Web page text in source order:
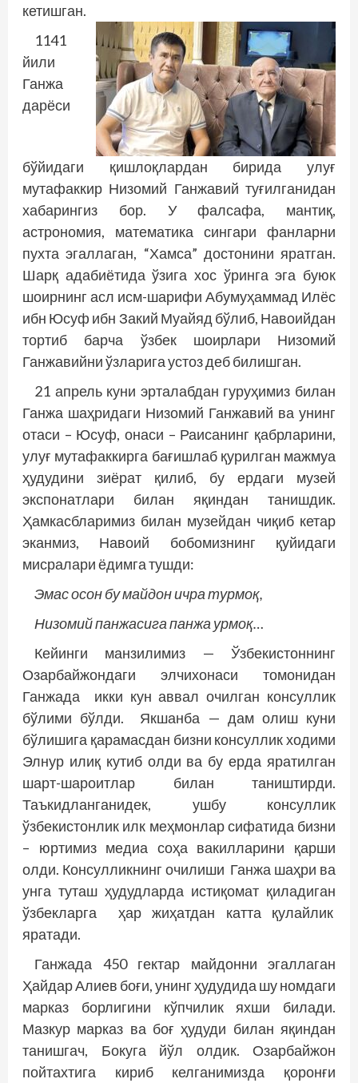
кетишган.
1141
йили
Ганжа
дарёси
бўйидаги қишлоқлардан бирида улуғ
мутафаккир Низомий Ганжавий туғилганидан
хабарингиз бор. У фалсафа, мантиқ,
астрономия, математика сингари фанларни
пухта эгаллаган, “Хамса” достонини яратган.
Шарқ адабиётида ўзига хос ўринга эга буюк
шоирнинг асл исм-шарифи Абумуҳаммад Илёс
ибн Юсуф ибн Закий Муайяд бўлиб, Навоийдан
тортиб барча ўзбек шоирлари Низомий
Ганжавийни ўзларига устоз деб билишган.
21 апрель куни эрталабдан гуруҳимиз билан
Ганжа шаҳридаги Низомий Ганжавий ва унинг
отаси – Юсуф, онаси – Раисанинг қабрларини,
улуғ мутафаккирга бағишлаб қурилган маж­муа
ҳудудини зиёрат қилиб, бу ердаги музей
экспонатлари билан яқиндан танишдик.
Ҳамкасбларимиз билан музейдан чиқиб кетар
эканмиз, Навоий бобомизнинг қуйидаги
мисралари ёдимга тушди:
Эмас осон бу майдон ичра турмоқ,
Низомий панжасига панжа урмоқ…
Кейинги манзилимиз — Ўзбекис­тоннинг
Озарбайжондаги элчихонаси томонидан
Ганжада икки кун аввал очилган консуллик
бўлими бўлди. Якшанба — дам олиш куни
бўлишига қарамасдан бизни консуллик ходими
Элнур илиқ кутиб олди ва бу ерда яратилган
шарт-шароитлар билан таништирди.
Таъкидланганидек, ушбу консуллик
ўзбекистонлик илк меҳмонлар сифатида бизни
– юртимиз медиа соҳа вакилларини қарши
олди. Консулликнинг очилиши Ганжа шаҳри ва
унга туташ ҳудудларда истиқомат қиладиган
ўзбекларга ҳар жиҳатдан катта қулайлик
яратади.
Ганжада 450 гектар майдонни эгаллаган
Ҳайдар Алиев боғи, унинг ҳудудида шу номдаги
марказ борлигини кўпчилик яхши билади.
Мазкур марказ ва боғ ҳудуди билан яқиндан
танишгач, Бокуга йўл олдик. Озарбайжон
пойтахтига кириб келганимизда қоронғи